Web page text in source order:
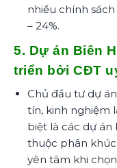
nhiều chính
– 24%.
5. Dự án Biên
triển bởi CĐT
Chủ đầu tư dự
tín, kinh nghiệm
biệt là các dự
thuộc phân
yên tâm khi